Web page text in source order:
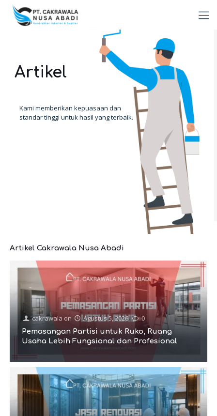
Artikel
Kami memberikan kepuasaan dan
standar tinggi untuk hasil yang terbaik.
Artikel Cakrawala Nusa Abadi
cakrawala on Agustus 5, 2026 0
Pemasangan Partisi untuk Ruko, Ruang
Usaha Lebih Fungsional dan Profesional